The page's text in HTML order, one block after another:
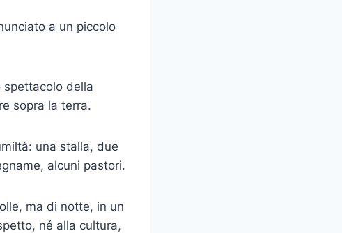
a un piccolo
spettacolo della
sopra la terra.
una stalla, due
alcuni pastori.
ma di notte, in un
né alla cultura,